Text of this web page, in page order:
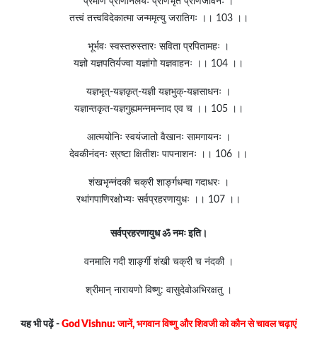
तत्त्वं तत्त्वविदेकात्मा जन्ममृत्यु जरातिगः ।। 103 ।।
भूर्भवः स्वस्तरुस्तारः सविता प्रपितामहः ।
यज्ञो यज्ञपतिर्यज्वा यज्ञांगो यज्ञवाहनः ।। 104 ।।
यज्ञभृत्-यज्ञकृत्-यज्ञी यज्ञभुक्-यज्ञसाधनः ।
यज्ञान्तकृत-यज्ञगुह्यमन्नमन्नाद एव च ।। 105 ।।
आत्मयोनिः स्वयंजातो वैखानः सामगायनः ।
देवकीनंदनः स्रष्टा क्षितीशः पापनाशनः ।। 106 ।।
शंखभृन्नंदकी चक्री शार्ङ्गधन्वा गदाधरः ।
रथांगपाणिरक्षोभ्यः सर्वप्रहरणायुधः ।। 107 ।।
सर्वप्रहरणायुध ॐ नमः इति।
वनमालि गदी शार्ङ्गी शंखी चक्री च नंदकी ।
श्रीमान् नारायणो विष्णु: वासुदेवोअभिरक्षतु ।
यह भी पढ़ें - God Vishnu: जानें, भगवान विष्णु और शिवजी को कौन से चावल चढ़ाएं